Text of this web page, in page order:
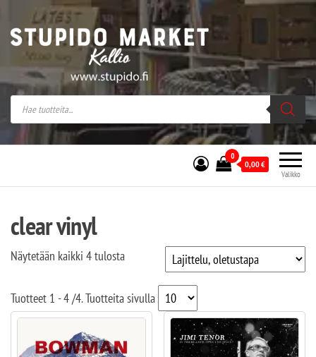
Stupido Market – verkossa ja kivijalassa
Stupido Market on vaihtoehtomusaan
erikoistunut verkko- sekä
kivijalkakauppa Helsingissä Kallion
sydämessä.
Valikko
0
0,00€
clear vinyl
Näytetään kaikki 4 tulosta
Tuotteet 1 - 4/4. Tuotteita sivulla